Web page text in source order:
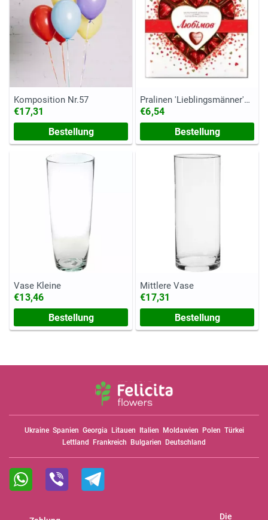
Komposition Nr.57
€17,31
Bestellung
Pralinen 'Lieblingsmänner'
125 g
€6,54
Bestellung
Vase Kleine
€13,46
Bestellung
Mittlere Vase
€17,31
Bestellung
Ukraine Spanien Georgia Litauen Italien Moldawien Polen Türkei
Lettland
Frankreich Bulgarien Deutschland
Die